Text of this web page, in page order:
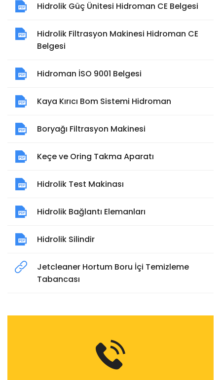
Hidrolik Güç Ünitesi Hidroman CE Belgesi
Hidrolik Filtrasyon Makinesi Hidroman CE
Belgesi
Hidroman İSO 9001 Belgesi
Kaya Kırıcı Bom Sistemi Hidroman
Boryağı Filtrasyon Makinesi
Keçe ve Oring Takma Aparatı
Hidrolik Test Makinası
Hidrolik Bağlantı Elemanları
Hidrolik Silindir
Jetcleaner Hortum Boru İçi Temizleme
Tabancası